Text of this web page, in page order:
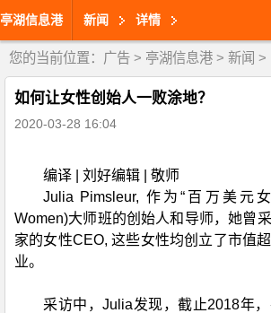
亭湖信息港 新闻 详情
您的当前位置： 广告 > 亭湖信息港 > 新闻 >
如何让女性创始人一败涂地？
2020-03-28 16:04
编译 | 刘好编辑 | 敬师
Julia Pimsleur, 作为“百万美元
Women)大师班的创始人和导师，她曾
家的女性CEO, 这些女性均创立了市值
业。
采访中，Julia发现，截止2018年